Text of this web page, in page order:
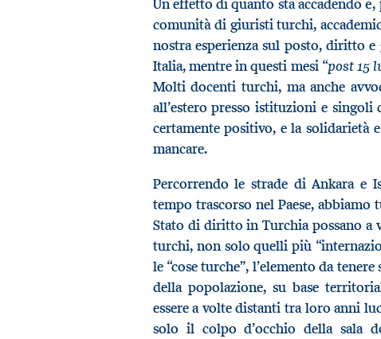
Un effetto di quanto sta accadendo
comunità di giuristi turchi,
nostra esperienza sul posto, diritto
Italia, mentre in questi mesi “post 15
Molti docenti turchi, ma anche
all’estero presso istituzioni e
certamente positivo, e la
mancare.
Percorrendo le strade di Ankara e
tempo trascorso nel Paese,
Stato di diritto in Turchia possano a
turchi, non solo quelli più
le “cose turche”, l’elemento da
della popolazione, su base
essere a volte distanti tra loro anni
solo il colpo d’occhio della sala